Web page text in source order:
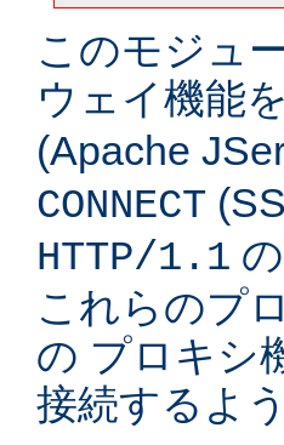
このモジュ
ウェイ機能
(Apache
CONNECT
HTTP/1.1
これらのプ
の プロキシ
接続するよ